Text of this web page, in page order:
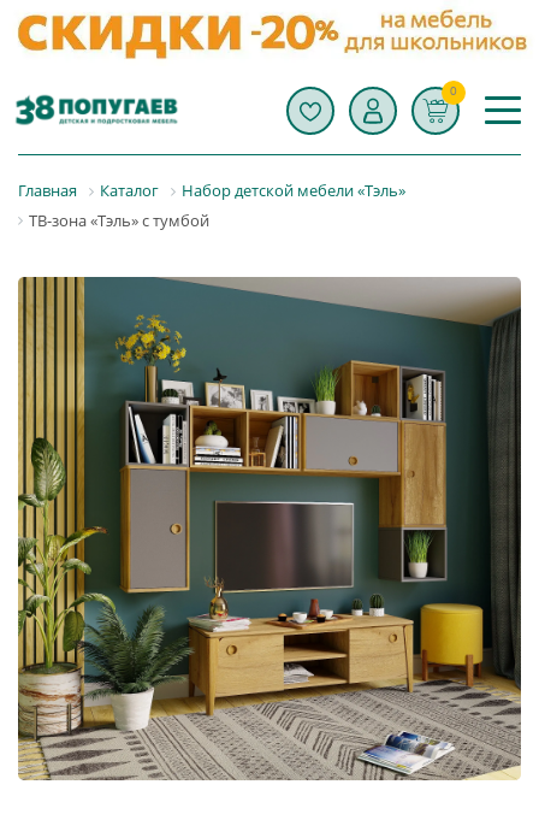
0
Главная Каталог
Набор детской мебели «Тэль»
ТВ-зона «Тэль» с тумбой